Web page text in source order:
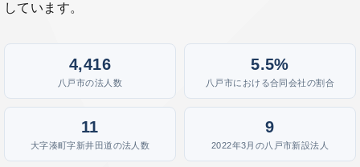
しています。
4,416
八戸市の法人数
5.5%
八戸市における合同会社の割合
11
大字湊町字新井田道の法人数
9
2022年3月の八戸市新設法人